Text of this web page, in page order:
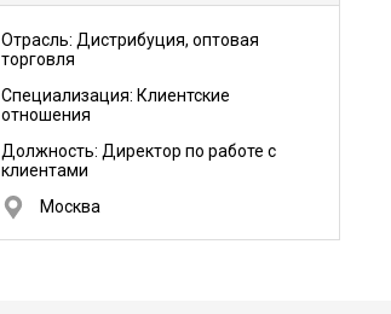
Отрасль: Дистрибуция, оптовая
торговля
Специализация: Клиентские
отношения
Должность: Директор по работе с
клиентами
Москва